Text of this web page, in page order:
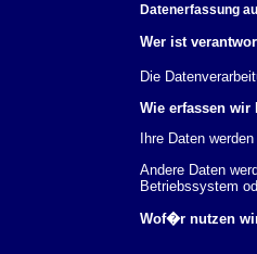
Datenerfassung
Wer ist
Die
Wie erfassen wir
Ihre Daten
Andere Daten
Betriebssystem
Wof�r nutzen